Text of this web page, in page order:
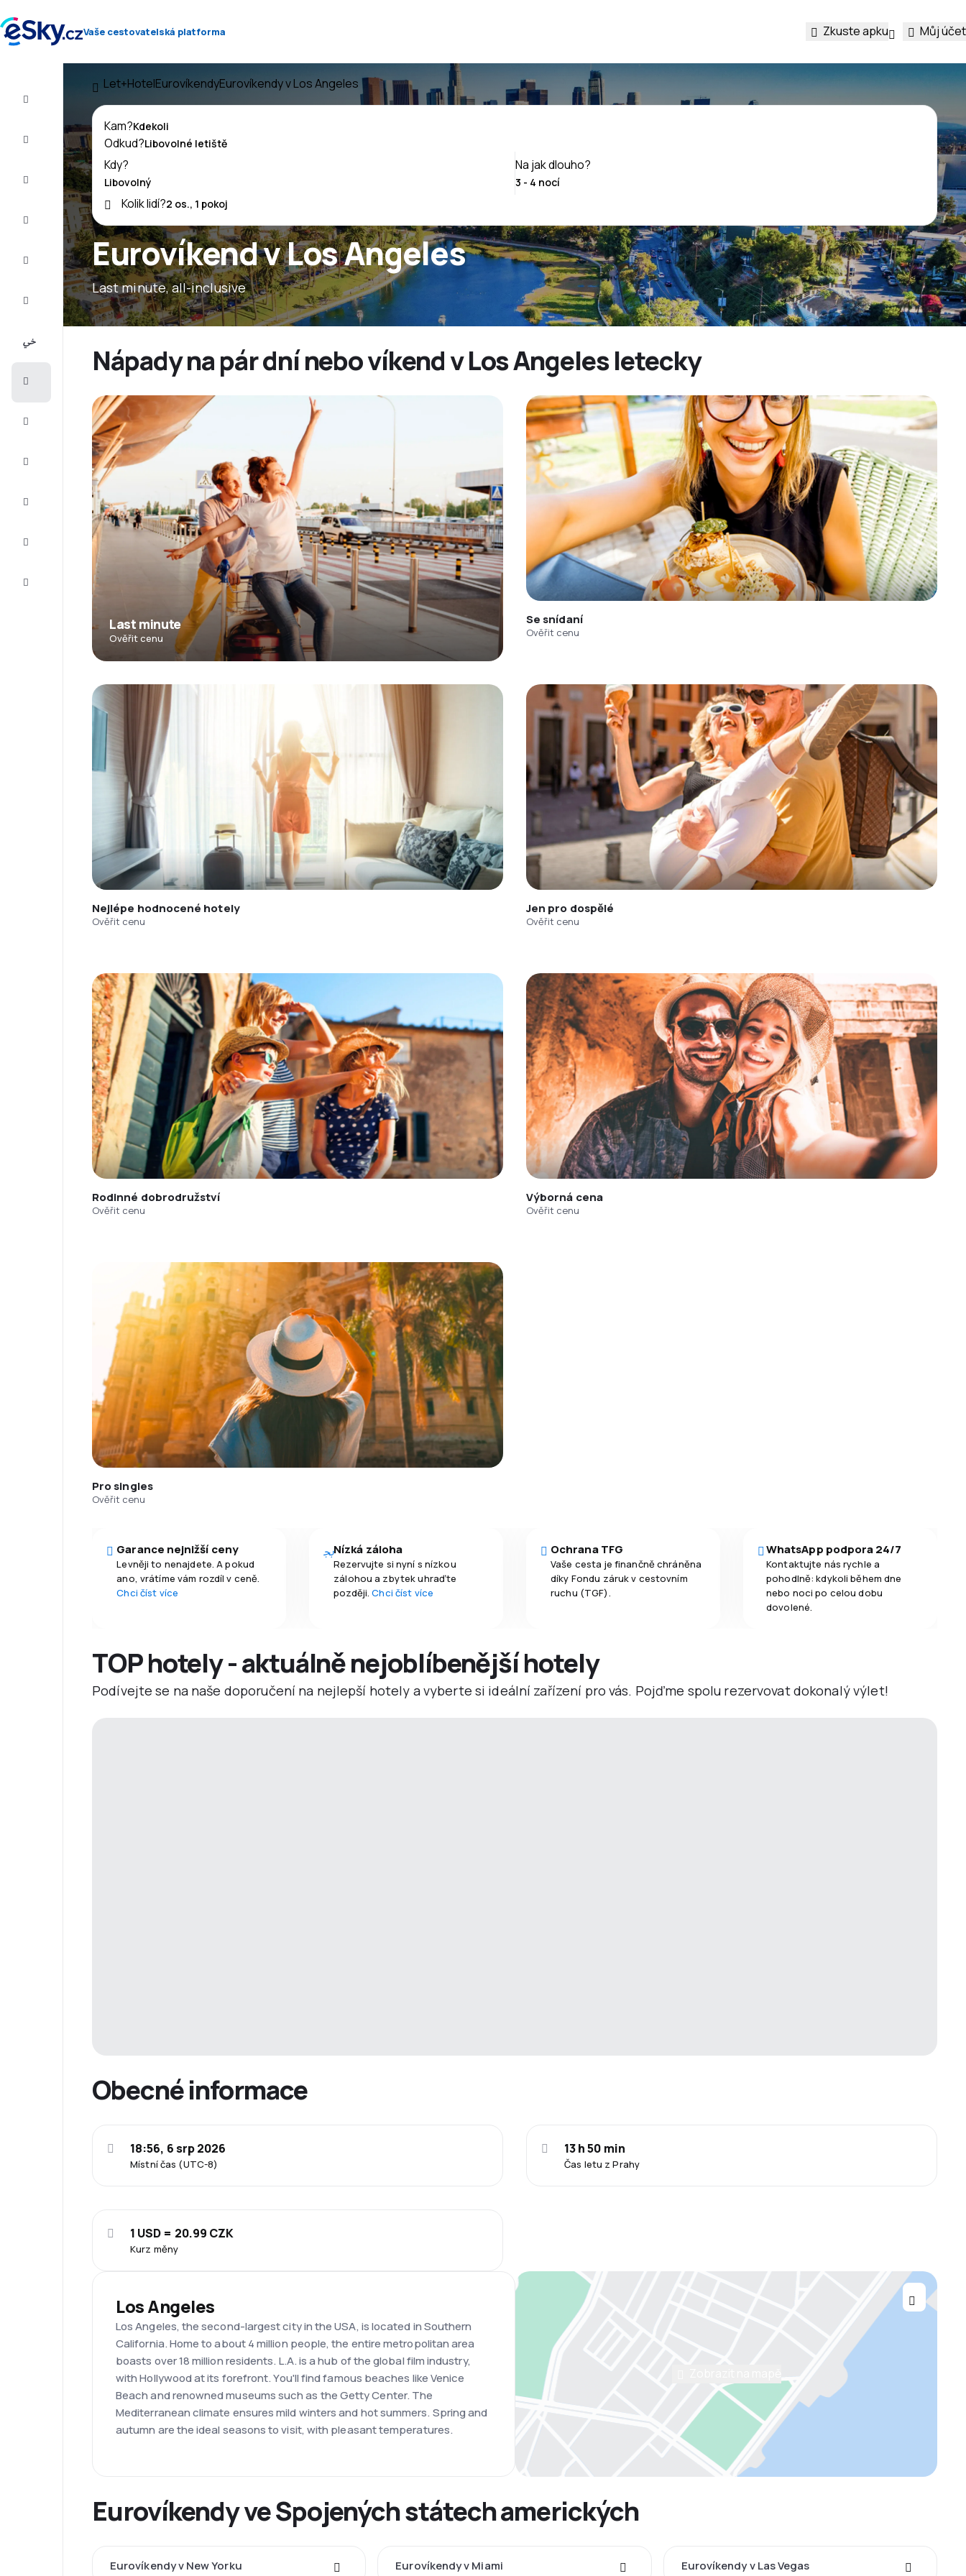
Vaše cestovatelská platforma Zkuste apku Můj účet
Letenky
Dovolená
2026/27
Let+HotelEurovíkendyEurovíkendy v Los Angeles
Eurovíkend v Los Angeles
Last minute, all-inclusive
Kam?
Odkud?
Kdy?
Na jak dlouho?
Kolik lidí?
Nápady na pár dní nebo víkend v Los Angeles letecky
Last minute
Ověřit cenu
Se snídaní
Ověřit cenu
Nejlépe hodnocené hotely
Ověřit cenu
Jen pro dospělé
Ověřit cenu
Rodinné dobrodružství
Ověřit cenu
Výborná cena
Ověřit cenu
Pro singles
Ověřit cenu
Garance nejnižší ceny
Levněji to nenajdete. A pokud
ano, vrátíme vám rozdíl v ceně.
Chci číst více
Nízká záloha
Rezervujte si nyní s nízkou
zálohou a zbytek uhraďte
později.Chci číst více
Ochrana TFG
Vaše cesta je finančně chráněna
díky Fondu záruk v cestovním
ruchu (TGF).
WhatsApp podpora 24/7
Kontaktujte nás rychle a
pohodlně: kdykoli během dne
nebo noci po celou dobu
dovolené.
TOP hotely - aktuálně nejoblíbenější hotely
Podívejte se na naše doporučení na nejlepší hotely a vyberte si ideální zařízení pro vás. Pojďme spolu rezervovat dokonalý výlet!
Obecné informace
Místní čas (UTC-8)
18:56, 6 srp 2026
Čas letu z Prahy
13 h 50 min
Kurz měny
1 USD = 20.99 CZK
Los Angeles
Los Angeles, the second-largest city in the USA, is located in Southern
California. Home to about 4 million people, the entire metropolitan area
boasts over 18 million residents. L.A. is a hub of the global film industry,
with Hollywood at its forefront. You'll find famous beaches like Venice
Beach and renowned museums such as the Getty Center. The
Mediterranean climate ensures mild winters and hot summers. Spring and
autumn are the ideal seasons to visit, with pleasant temperatures.
Eurovíkendy ve Spojených státech amerických
Eurovíkendy v New Yorku Eurovíkendy v Miami Eurovíkendy v Las Vegas